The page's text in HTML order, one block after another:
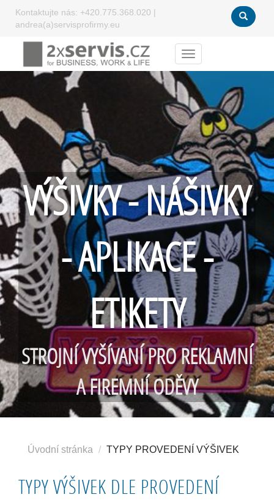
Kontaktujte nás: +420.775.368.020 |
andrea(a)servisprofirmy.eu
Menu
VÝŠIVKY - NÁŠIVKY
- APLIKACE -
ETIKETY
STROJNÍ VYŠÍVANÍ PRO REKLAMNÍ
A FIREMNÍ ODĚVY
Úvodní stránka TYPY PROVEDENÍ VÝŠIVEK
TYPY VÝŠIVEK DLE PROVEDENÍ